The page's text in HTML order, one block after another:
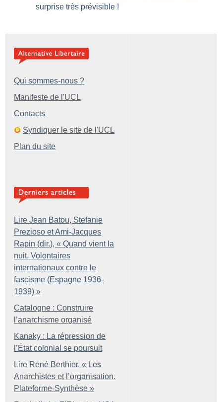
surprise très prévisible !
Qui sommes-nous ?
Manifeste de l'UCL
Contacts
Syndiquer le site de l'UCL
Plan du site
Lire Jean Batou, Stefanie
Prezioso et Ami-Jacques
Rapin (dir.), « Quand vient la
nuit. Volontaires
internationaux contre le
fascisme (Espagne 1936-
1939) »
Catalogne : Construire
l’anarchisme organisé
Kanaky : La répression de
l’État colonial se poursuit
Lire René Berthier, « Les
Anarchistes et l’organisation.
Plateforme-Synthèse »